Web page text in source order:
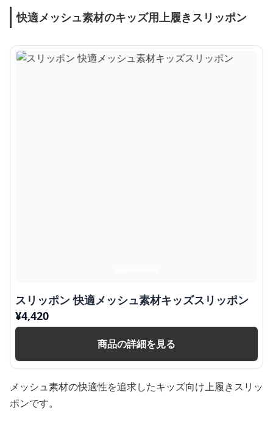
快適メッシュ素材のキッズ用上履きスリッポン
スリッポン 快適メッシュ素材キッズスリッポン
¥4,420
商品の詳細を見る
メッシュ素材の快適性を追求したキッズ向け上履きスリッ
ポンです。